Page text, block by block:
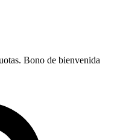
Bono de bienvenida